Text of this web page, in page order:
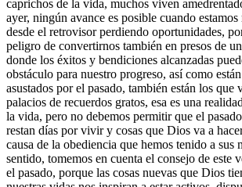
caprichos de la vida, muchos viven
ayer, ningún avance es posible cuando
desde el retrovisor perdiendo oportunidades,
peligro de convertirnos también en presos de
donde los éxitos y bendiciones alcanzadas
obstáculo para nuestro progreso, así como
asustados por el pasado, también están los que
palacios de recuerdos gratos, esa es una
la vida, pero no debemos permitir que el
restan días por vivir y cosas que Dios va a
causa de la obediencia que hemos tenido a sus
sentido, tomemos en cuenta el consejo de este
el pasado, porque las cosas nuevas que Dios